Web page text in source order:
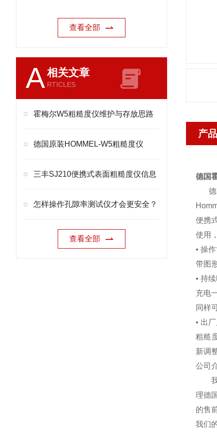
查看全部
A相关文章
RTICLES
霍梅尔W5粗糙度仪维护与存放思路
德国原装HOMMEL-W5粗糙度仪
三丰SJ210便携式表面粗糙度仪信息
怎样操作孔隙率测试仪才会更安全？
查看全部
产
德国
德
便携
使用
• 操
带图
• 持
充电
同样
• 出
粗糙
新调
公司
我
理德
的售
我们